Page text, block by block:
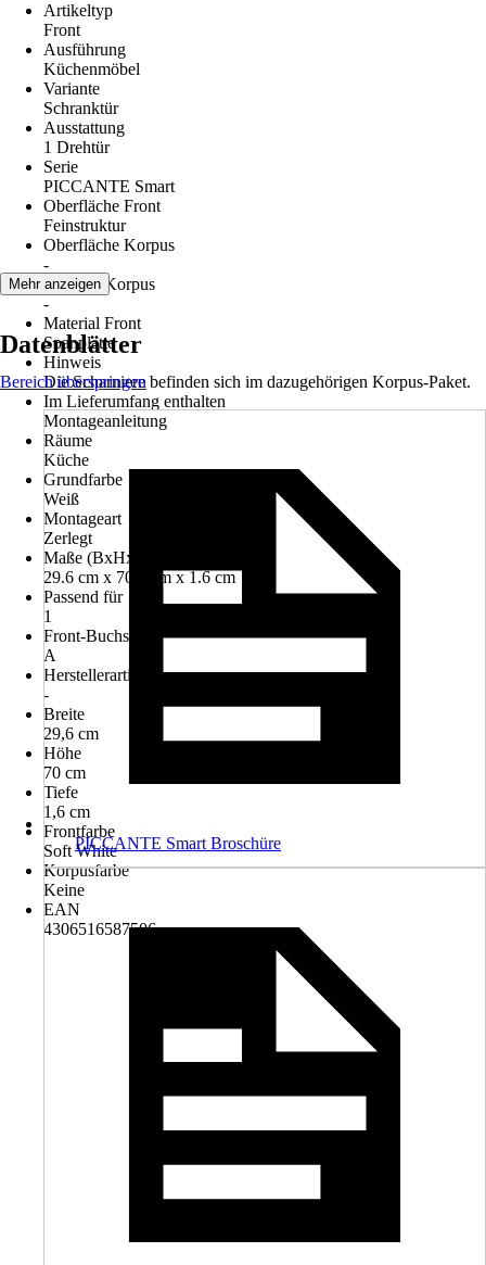
Artikeltyp
Front
Ausführung
Küchenmöbel
Variante
Schranktür
Ausstattung
1 Drehtür
Serie
PICCANTE Smart
Oberfläche Front
Feinstruktur
Oberfläche Korpus
-
Material Korpus
-
Material Front
Spanplatte
Hinweis
Die Scharniere befinden sich im dazugehörigen Korpus-Paket.
Im Lieferumfang enthalten
Montageanleitung
Räume
Küche
Grundfarbe
Weiß
Montageart
Zerlegt
Maße (BxHxT)
29.6 cm x 70.0 cm x 1.6 cm
Passend für
1
Front-Buchstabe
A
Herstellerartikelnummer
-
Breite
29,6 cm
Höhe
70 cm
Tiefe
1,6 cm
Frontfarbe
Soft White
Korpusfarbe
Keine
EAN
4306516587506
Mehr anzeigen
Datenblätter
Bereich überspringen
PICCANTE Smart Broschüre